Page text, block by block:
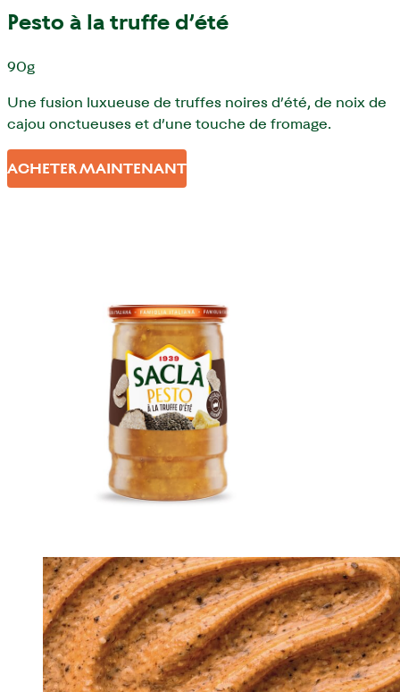
Pesto à la truffe d’été
90g
Une fusion luxueuse de truffes noires d’été, de noix de
cajou onctueuses et d’une touche de fromage.
ACHETER MAINTENANT